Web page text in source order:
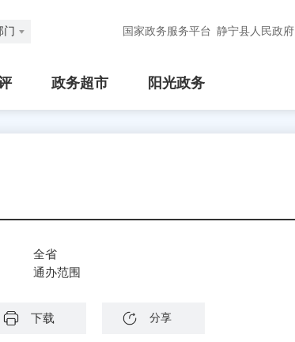
门 国家政务服务平台 静宁县人民政府
政务超市 阳光政务
全省
通办范围
下载 分享